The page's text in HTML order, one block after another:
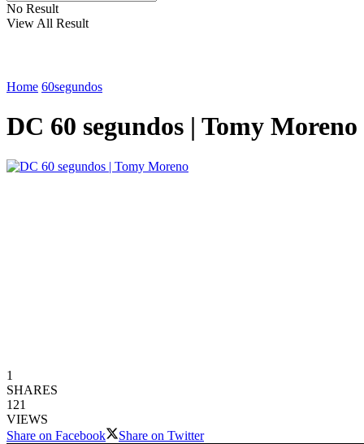
No Result
View All Result
Home 60segundos
DC 60 segundos | Tomy Moreno
1
SHARES
121
VIEWS
Share on Facebook
Share on Twitter